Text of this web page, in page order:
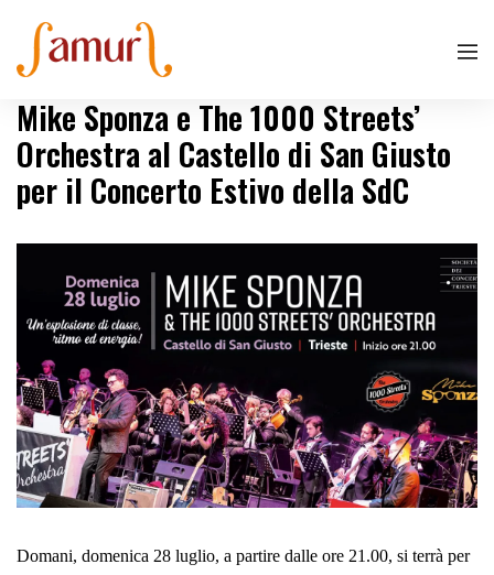
Mike Sponza e The 1000 Streets’
Orchestra al Castello di San Giusto
per il Concerto Estivo della SdC
Domani, domenica 28 luglio, a partire dalle ore 21.00, si terrà per